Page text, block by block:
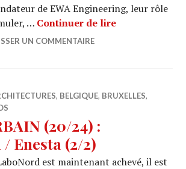
de EWA Engineering, leur rôle
… Continuer de lireLes
UN COMMENTAIRE
, BELGIQUE, BRUXELLES,
(20/24) :
Enesta (2/2)
est maintenant achevé, il est